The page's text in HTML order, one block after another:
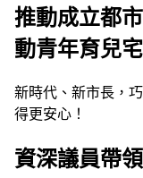
推動成立都
動青年育兒
新時代、新市長，
得更安心！
資深議員帶